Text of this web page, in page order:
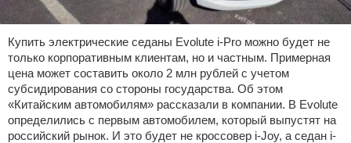
Купить электрические седаны Evolute i-Pro можно будет не
только корпоративным клиентам, но и частным. Примерная
цена может составить около 2 млн рублей с учетом
субсидирования со стороны государства. Об этом
«Китайским автомобилям» рассказали в компании. В Evolute
определились с первым автомобилем, который выпустят на
российский рынок. И это будет не кроссовер i-Joy, а седан i-